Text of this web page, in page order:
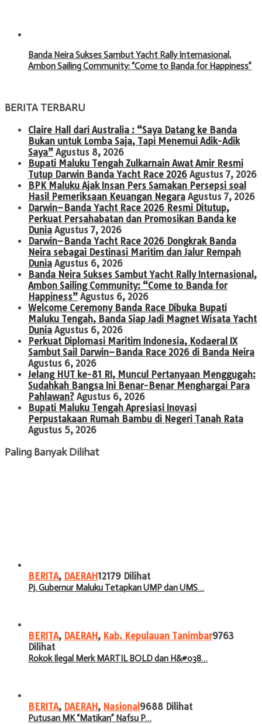
Banda Neira Sukses Sambut Yacht Rally Internasional,
Ambon Sailing Community: “Come to Banda for Happiness”
BERITA TERBARU
Claire Hall dari Australia : “Saya Datang ke Banda
Bukan untuk Lomba Saja, Tapi Menemui Adik-Adik
Saya” Agustus 8, 2026
Bupati Maluku Tengah Zulkarnain Awat Amir Resmi
Tutup Darwin Banda Yacht Race 2026 Agustus 7, 2026
BPK Maluku Ajak Insan Pers Samakan Persepsi soal
Hasil Pemeriksaan Keuangan Negara Agustus 7, 2026
Darwin–Banda Yacht Race 2026 Resmi Ditutup,
Perkuat Persahabatan dan Promosikan Banda ke
Dunia Agustus 7, 2026
Darwin–Banda Yacht Race 2026 Dongkrak Banda
Neira sebagai Destinasi Maritim dan Jalur Rempah
Dunia Agustus 6, 2026
Banda Neira Sukses Sambut Yacht Rally Internasional,
Ambon Sailing Community: “Come to Banda for
Happiness” Agustus 6, 2026
Welcome Ceremony Banda Race Dibuka Bupati
Maluku Tengah, Banda Siap Jadi Magnet Wisata Yacht
Dunia Agustus 6, 2026
Perkuat Diplomasi Maritim Indonesia, Kodaeral IX
Sambut Sail Darwin–Banda Race 2026 di Banda Neira
Agustus 6, 2026
Jelang HUT ke-81 RI, Muncul Pertanyaan Menggugah:
Sudahkah Bangsa Ini Benar-Benar Menghargai Para
Pahlawan? Agustus 6, 2026
Bupati Maluku Tengah Apresiasi Inovasi
Perpustakaan Rumah Bambu di Negeri Tanah Rata
Agustus 5, 2026
Paling Banyak Dilihat
BERITA, DAERAH12179 Dilihat
Pj. Gubernur Maluku Tetapkan UMP dan UMS…
BERITA, DAERAH, Kab. Kepulauan Tanimbar9763
Dilihat
Rokok Ilegal Merk MARTIL BOLD dan H&#038…
BERITA, DAERAH, Nasional 9688 Dilihat
Putusan MK “Matikan” Nafsu P…